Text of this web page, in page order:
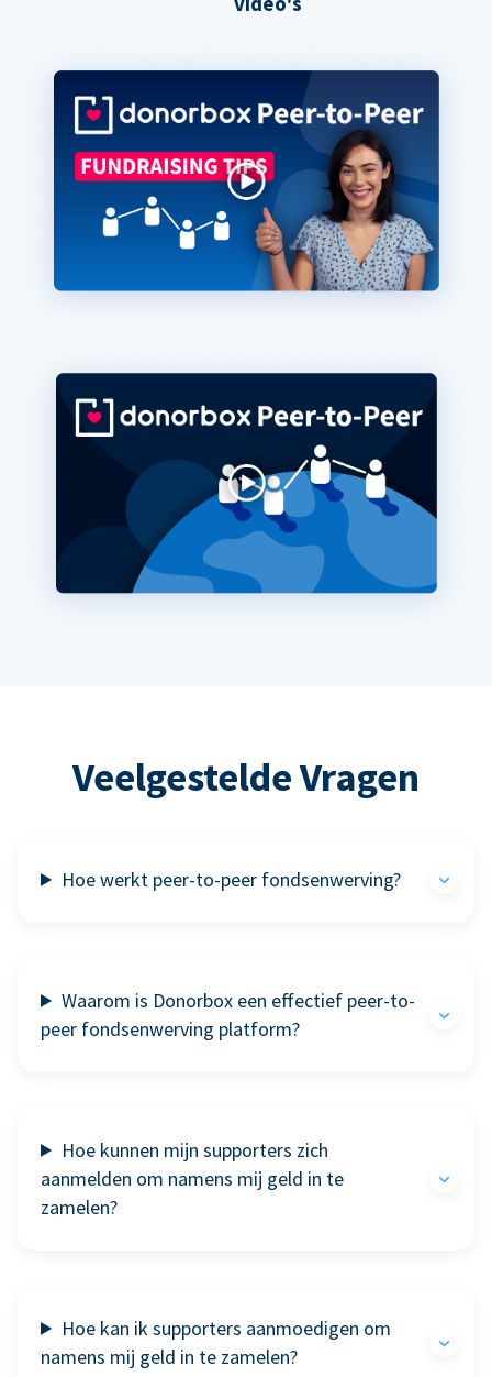
Veelgestelde Vragen
Hoe werkt peer-to-peer fondsenwerving?
Waarom is Donorbox een effectief peer-to-
peer fondsenwerving platform?
Hoe kunnen mijn supporters zich
aanmelden om namens mij geld in te
zamelen?
Hoe kan ik supporters aanmoedigen om
namens mij geld in te zamelen?